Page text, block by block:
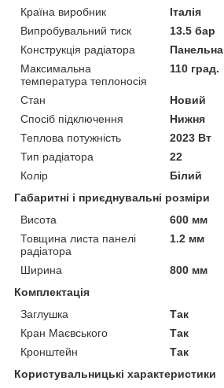
Країна виробник
Італія
Випробувальний тиск
13.5 бар
Конструкція радіатора
Панельна
Максимальна
температура теплоносія
110 град.
Стан
Новий
Спосіб підключення
Нижня
Теплова потужність
2023 Вт
Тип радіатора
22
Колір
Білий
Габаритні і приєднувальні розміри
Висота
600 мм
Товщина листа панелі
радіатора
1.2 мм
Ширина
800 мм
Комплектація
Заглушка
Так
Кран Маєвського
Так
Кронштейн
Так
Користувальницькі характеристики